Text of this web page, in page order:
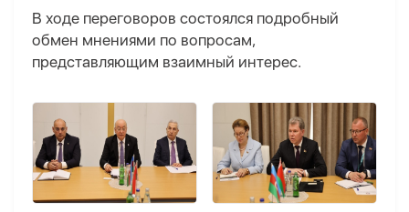
В ходе переговоров состоялся подробный
обмен мнениями по вопросам,
представляющим взаимный интерес.